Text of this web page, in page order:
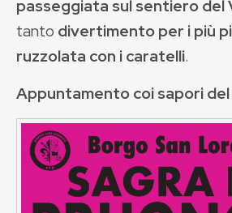
passeggiata sul sentiero del
tanto divertimento per i più
ruzzolata con i caratelli.
Appuntamento coi sapori